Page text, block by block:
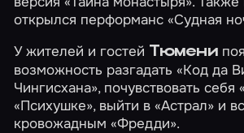
открылся перформанс«Судная
У жителей и гостей Тюмени
возможность разгадать«Код да
Чингисхана», почувствовать себя
«Психушке», выйти в«Астрал» и
кровожадным«Фредди».